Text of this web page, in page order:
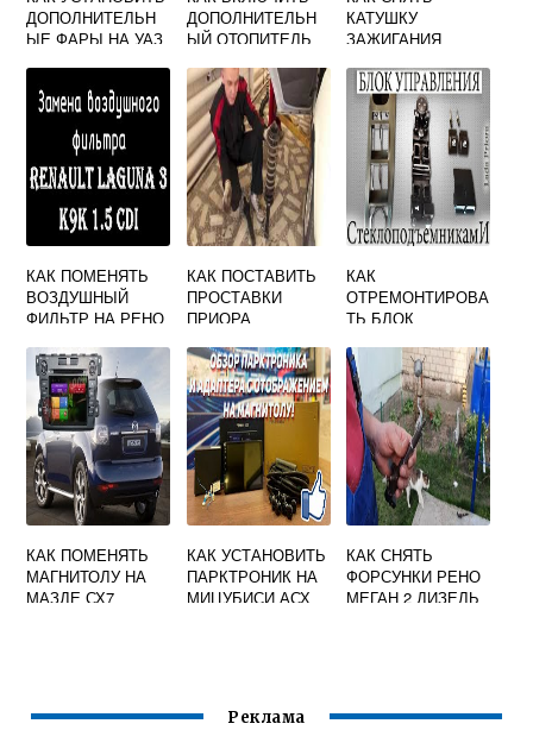
ДОПОЛНИТЕЛЬН
ЫЕ ФАРЫ НА УАЗ
ДОПОЛНИТЕЛЬН
ЫЙ ОТОПИТЕЛЬ
ТРАНЗИТ
КАТУШКУ
ЗАЖИГАНИЯ
КАК ПОМЕНЯТЬ
ВОЗДУШНЫЙ
ФИЛЬТР НА РЕНО
КАК ПОСТАВИТЬ
ПРОСТАВКИ
ПРИОРА
ЗАДНИЕ СТОЙКИ
КАК
ОТРЕМОНТИРОВА
ТЬ БЛОК
СТЕКЛОПОДЪЕМН
ИКАМИ ПРИОРА
КАК ПОМЕНЯТЬ
МАГНИТОЛУ НА
МАЗДЕ СХ7
КАК УСТАНОВИТЬ
ПАРКТРОНИК НА
МИЦУБИСИ АСХ
КАК СНЯТЬ
ФОРСУНКИ РЕНО
МЕГАН 2 ДИЗЕЛЬ
Реклама